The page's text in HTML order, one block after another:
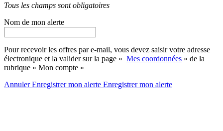
Tous les champs sont obligatoires
Nom de mon alerte
Pour recevoir les offres par e-mail, vous devez saisir votre adresse
électronique et la valider sur la page « Mes coordonnées » de la
rubrique « Mon compte »
AnnulerEnregistrer mon alerte Enregistrermon alerte